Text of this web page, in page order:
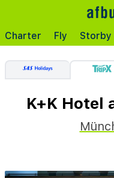
Charter Fly Storby
K+K Hotel